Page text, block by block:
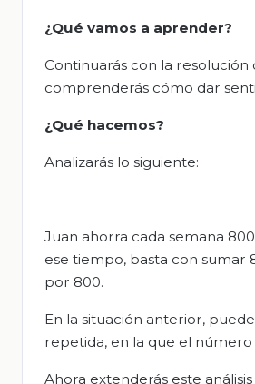
¿Qué vamos a aprender?
Continuarás con la
comprenderás cómo dar
¿Qué hacemos?
Analizarás lo siguiente:
Juan ahorra cada semana
ese tiempo, basta con
por 800.
En la situación anterior,
repetida, en la que el
Ahora extenderás este